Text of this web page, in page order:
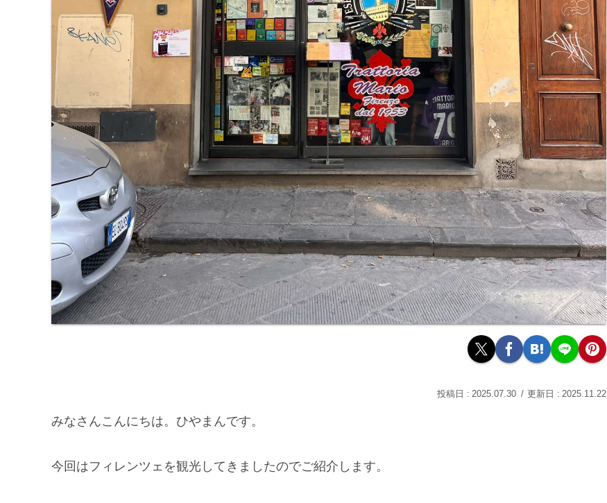
2025.07.30 2025.11.22
みなさんこんにちは。ひやまんです。
今回はフィレンツェを観光してきましたのでご紹介します。